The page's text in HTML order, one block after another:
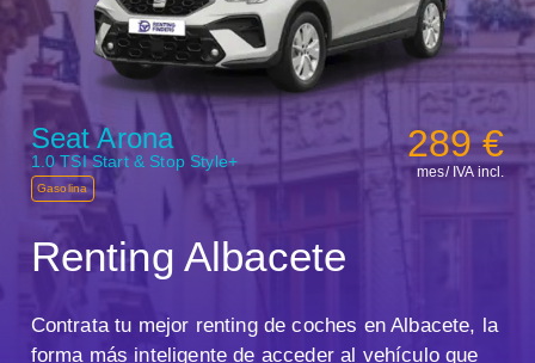
Seat Arona
1.0 TSI Start & Stop Style+
Gasolina
289 €
mes/ IVA incl.
Renting Albacete
Contrata tu mejor renting de coches en Albacete, la
forma más inteligente de acceder al vehículo que